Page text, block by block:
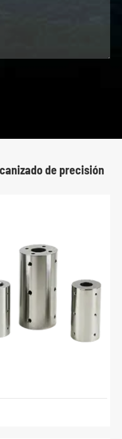
de precisión